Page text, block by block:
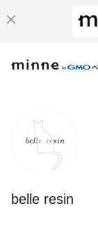
belle resin